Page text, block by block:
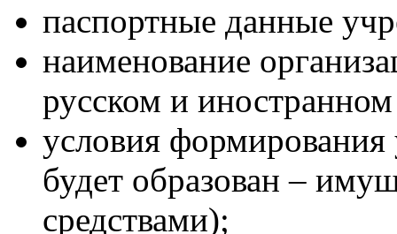
паспортные данные
наименование
русском и
условия формирования
будет образован –
средствами);